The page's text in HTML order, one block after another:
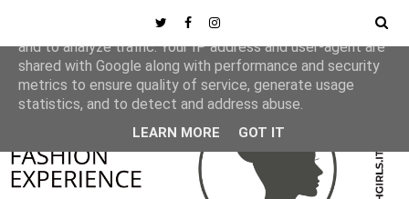
This site uses cookies from Google to deliver its services
and to analyze traffic. Your IP address and user-agent are
shared with Google along with performance and security
metrics to ensure quality of service, generate usage
statistics, and to detect and address abuse.
LEARN MORE GOT IT